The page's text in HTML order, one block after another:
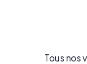
Tous nos